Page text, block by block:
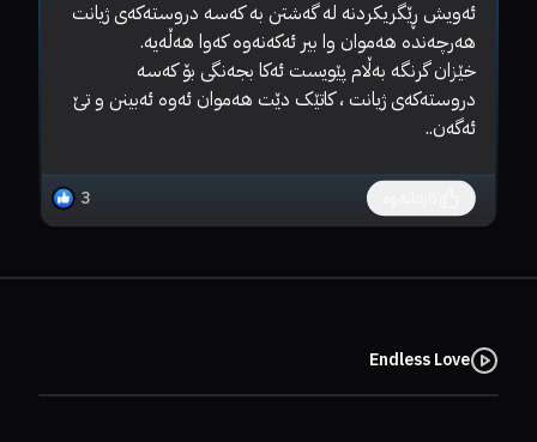
ھەرچەندە ھەموان وا بیر ئەکەنەوە کەوا ھەڵەیە.
دروستەکەی ژیانت ، کاتێک دێت ھەموان ئەوە ئەبینن و تێ
ئەگەن..
3
Endless Love